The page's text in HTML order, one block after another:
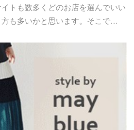
トも数多くどのお店を選んでいい
も多いかと思います。そこで…